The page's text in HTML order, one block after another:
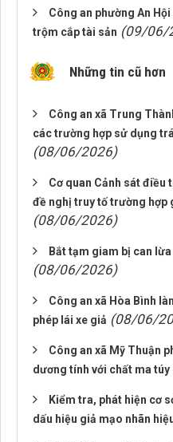
Công an phường An
trộm cắp tài sản (09/06/
Những tin cũ hơn
Công an xã Trung
các trường hợp sử dụng
(08/06/2026)
Cơ quan Cảnh sát điều
đề nghị truy tố trường hợp
(08/06/2026)
Bắt tạm giam bị can
(08/06/2026)
Công an xã Hòa Bình
phép lái xe giả (08/06/
Công an xã Mỹ Thuận
dương tính với chất ma túy
Kiểm tra, phát hiện cơ
dấu hiệu giả mạo nhãn